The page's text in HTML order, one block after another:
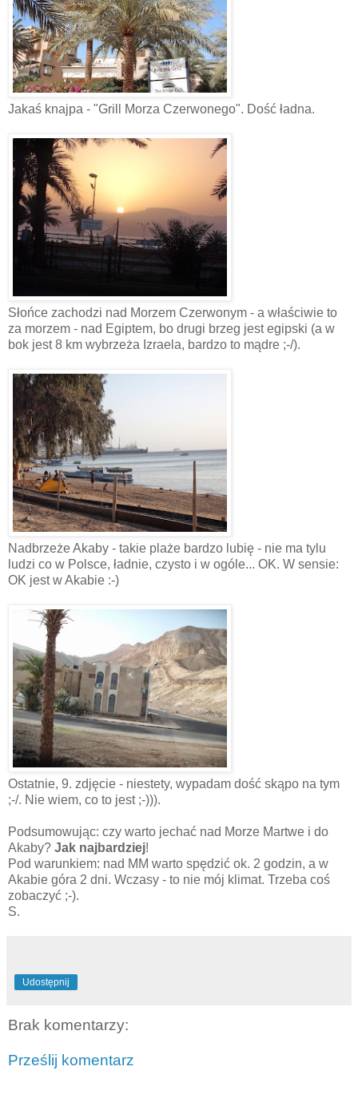
Jakaś knajpa - "Grill Morza Czerwonego". Dość ładna.
Słońce zachodzi nad Morzem Czerwonym - a właściwie to
za morzem - nad Egiptem, bo drugi brzeg jest egipski (a w
bok jest 8 km wybrzeża Izraela, bardzo to mądre ;-/).
Nadbrzeże Akaby - takie plaże bardzo lubię - nie ma tylu
ludzi co w Polsce, ładnie, czysto i w ogóle... OK. W sensie:
OK jest w Akabie :-)
Ostatnie, 9. zdjęcie - niestety, wypadam dość skąpo na tym
;-/. Nie wiem, co to jest ;-))).
Podsumowując: czy warto jechać nad Morze Martwe i do
Akaby? Jak najbardziej!
Pod warunkiem: nad MM warto spędzić ok. 2 godzin, a w
Akabie góra 2 dni. Wczasy - to nie mój klimat. Trzeba coś
zobaczyć ;-).
S.
Udostępnij
Brak komentarzy:
Prześlij komentarz